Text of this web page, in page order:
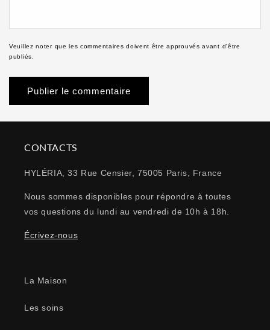
Veuillez noter que les commentaires doivent être approuvés avant d'être
publiés.
CONTACTS
HYLÉRIA, 33 Rue Censier, 75005 Paris, France
Nous sommes disponibles pour répondre à toutes
vos questions du lundi au vendredi de 10h à 18h.
Écrivez-nous
La Maison
Les soins